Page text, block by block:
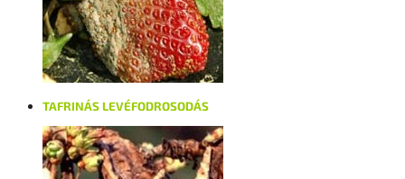
TAFRINÁS LEVÉFODROSODÁS